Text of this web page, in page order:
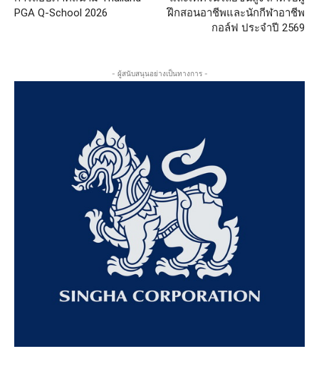
PGA Q-School 2026
ฝึกสอนอาชีพและนักกีฬาอาชีพ
กอล์ฟ ประจำปี 2569
- ผู้สนับสนุนอย่างเป็นทางการ -